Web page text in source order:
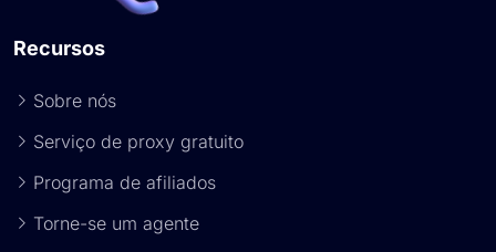
Recursos
Sobre nós
Serviço de proxy gratuito
Programa de afiliados
Torne-se um agente